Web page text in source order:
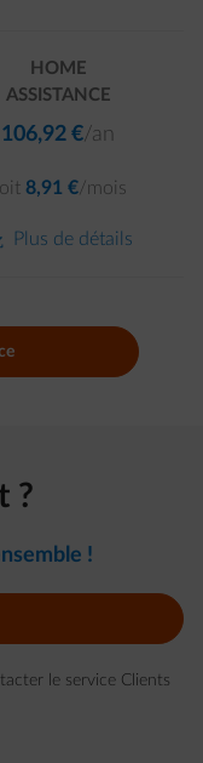
HOME
ASSISTANCE
106,92 €/an
8,91 €/mois
Plus de détails
?
!
le service Clients